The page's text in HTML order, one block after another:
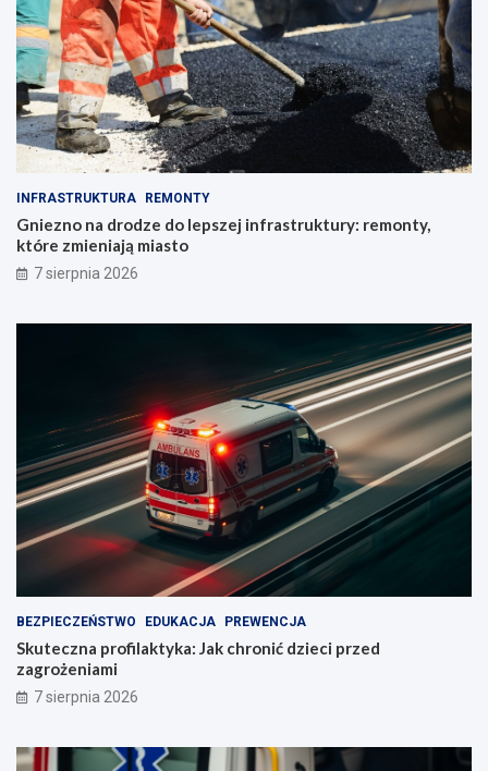
INFRASTRUKTURA REMONTY
Gniezno na drodze do lepszej infrastruktury: remonty,
które zmieniają miasto
7 sierpnia 2026
BEZPIECZEŃSTWO EDUKACJA PREWENCJA
Skuteczna profilaktyka: Jak chronić dzieci przed
zagrożeniami
7 sierpnia 2026